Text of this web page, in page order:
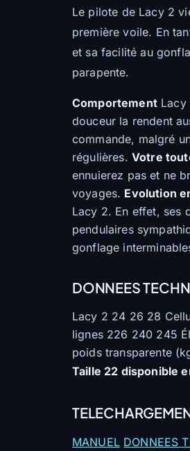
Le pilote de Lacy 2
première voile. En
et sa facilité au
parapente.
ComportementLacy
douceur la rendent
commande, malgré
régulières. Votre
ennuierez pas et ne
voyages. Evolution
Lacy 2. En effet, ses
pendulaires
gonflage
DONNEES
Lacy 2 24 26 28
lignes 226 240 245
poids transparente
Taille 22 disponible
MANUEL DONNEES